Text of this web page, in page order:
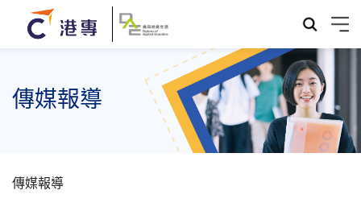
傳媒報導
傳媒報導